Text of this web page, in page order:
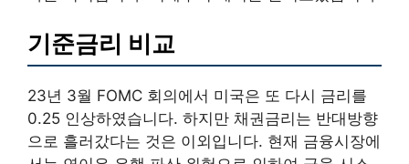
기준금리 비교
23년 3월 FOMC 회의에서 미국은 또 다시 금리를
0.25 인상하였습니다. 하지만 채권금리는 반대방향
으로 흘러갔다는 것은 이외입니다. 현재 금융시장에